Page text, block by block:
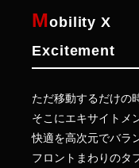
Mobility X
Excitement
ただ移動するだけの
そこにエキサイトメ
快適を高次元でバラ
フロントまわりのタ